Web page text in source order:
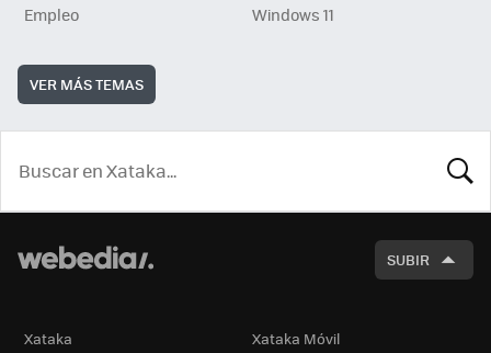
Empleo
Windows 11
VER MÁS TEMAS
SUBIR
Xataka
Xataka Móvil